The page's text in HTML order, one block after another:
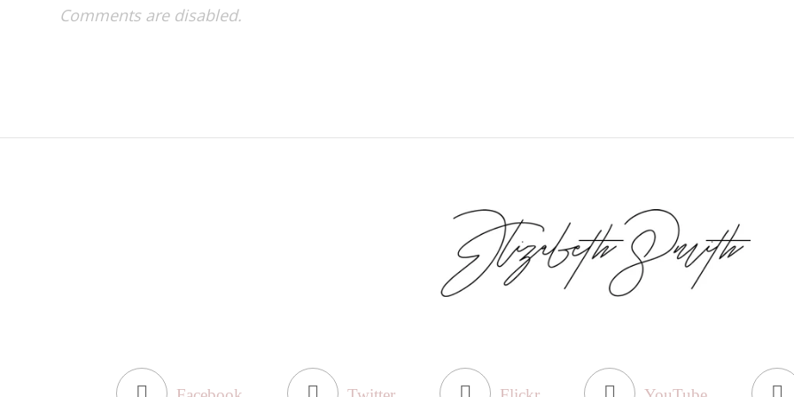
Comments are disabled.